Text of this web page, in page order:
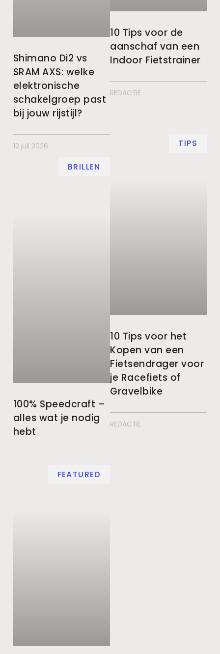
Shimano Di2 vs
SRAM AXS: welke
elektronische
schakelgroep past
bij jouw rijstijl?
12 juli 2026
BRILLEN
100% Speedcraft –
alles wat je nodig
hebt
FEATURED
10 Tips voor de
aanschaf van een
Indoor Fietstrainer
REDACTIE
TIPS
10 Tips voor het
Kopen van een
Fietsendrager voor
je Racefiets of
Gravelbike
REDACTIE